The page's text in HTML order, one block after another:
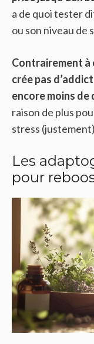
a de quoi tester
ou son niveau de
Contrairement à
crée pas
encore moins
raison de plus
stress
Les
pour